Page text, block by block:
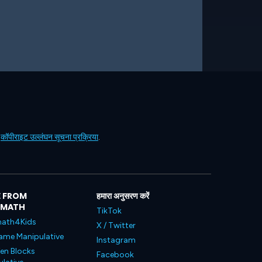
कॉपीराइट उल्लंघन सूचना प्रक्रिया.
FROM
Manipulative
Blocks
हमारा अनुसरण करें
TikTok
X / Twitter
Instagram
Facebook